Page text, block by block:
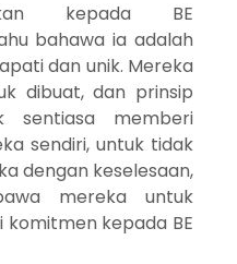
kepada BE
bahawa ia adalah
dan unik. Mereka
dibuat, dan prinsip
sentiasa memberi
sendiri, untuk tidak
dengan keselesaan,
mereka untuk
kepada BE